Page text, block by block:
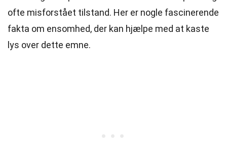
ofte misforstået tilstand. Her er nogle fascinerende
fakta om ensomhed, der kan hjælpe med at kaste
lys over dette emne.